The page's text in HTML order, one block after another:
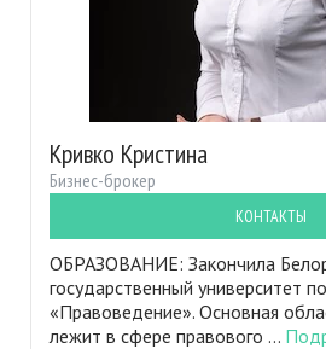
Кривко Кристина
Бизнес-брокер
КОНТАКТЫ
ОБРАЗОВАНИЕ: Закончила
государственный университет
«Правоведение». Основная
лежит в сфере правового ...